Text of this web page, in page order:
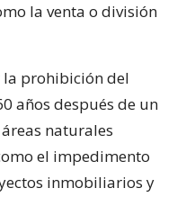
la venta o división
la prohibición del
años después de un
naturales
el impedimento
inmobiliarios y